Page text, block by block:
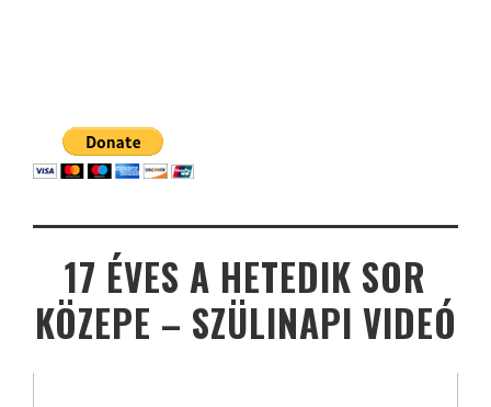
17 ÉVES A HETEDIK SOR
KÖZEPE – SZÜLINAPI VIDEÓ